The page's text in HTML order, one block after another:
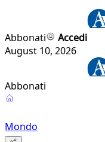
Abbonati
Accedi
August 10, 2026
Abbonati
Mondo